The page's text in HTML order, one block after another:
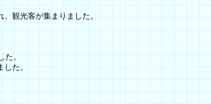
、観光客が集まりました。
た。
した。